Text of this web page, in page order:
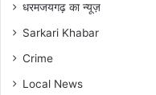
धरमजयगढ़ का न्यूज़
Sarkari Khabar
Crime
Local News